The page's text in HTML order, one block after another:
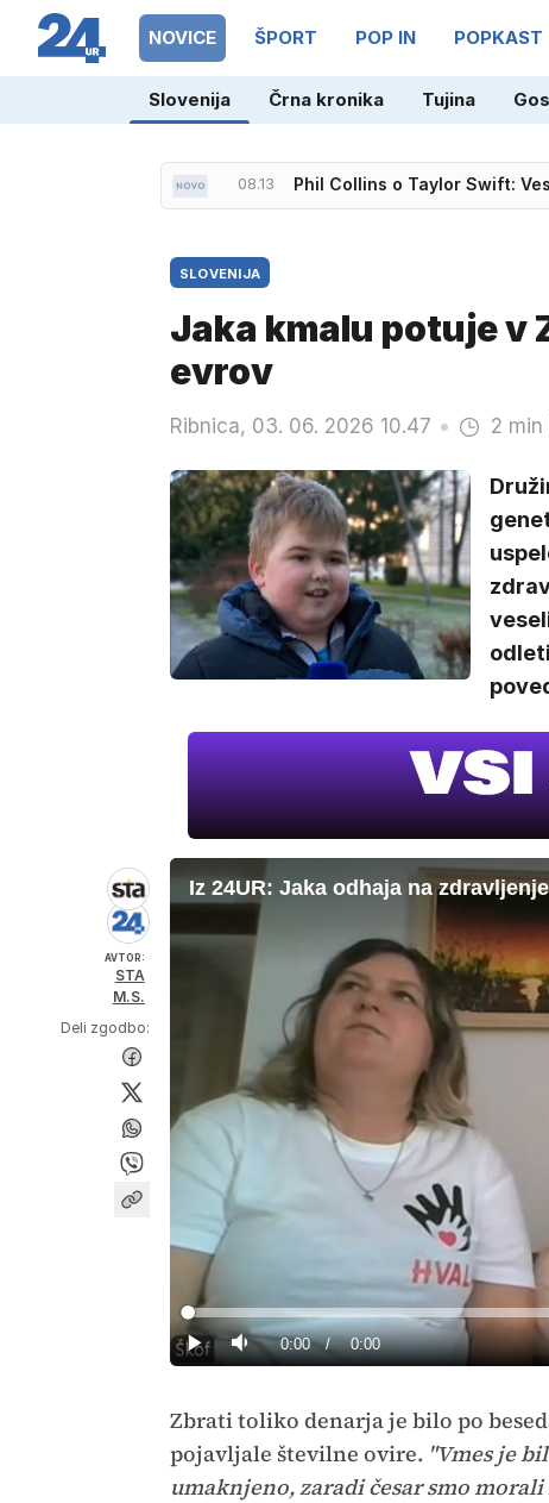
NOVICE ŠPORT POP IN POPKAST
Slovenija Črna kronika Tujina
07.47 'Skrivni' otok na Hrvaškem raj
SLOVENIJA
Jaka kmalu potuje v
evrov
Ribnica, 03. 06. 2026 10.47 2 min
AVTOR:
STA
M.S.
Deli zgodbo:
Iz 24UR: Jaka odhaja na zdravljenje
PredvajajTiho Current
0:00 / Duration
0:00
Loaded:
0%
Zbrati toliko denarja je bilo po
pojavljale številne ovire. "Vmes je
umaknjeno, zaradi česar smo